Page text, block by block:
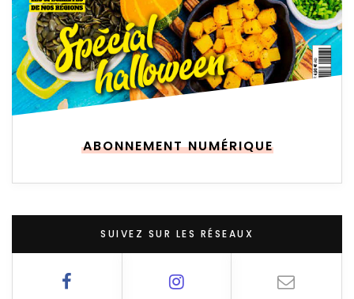
ABONNEMENT NUMÉRIQUE
SUIVEZ SUR LES RÉSEAUX